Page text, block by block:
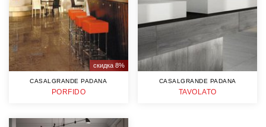
скидка 8%
CASALGRANDE PADANA
PORFIDO
CASALGRANDE PADANA
TAVOLATO